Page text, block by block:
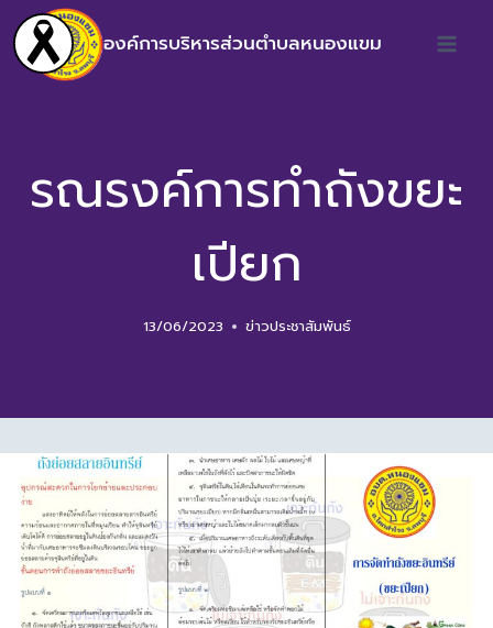
องค์การบริหารส่วนตำบลหนองแขม
รณรงค์การทำถังขยะ
เปียก
13/06/2023 ข่าวประชาสัมพันธ์